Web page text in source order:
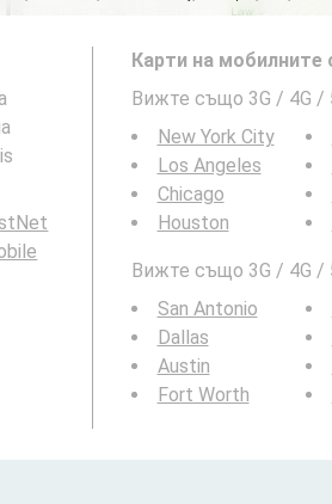
Карти на мобилните
Вижте също 3G / 4G /
New York City
Los Angeles
Chicago
Houston
Вижте също 3G / 4G /
San Antonio
Dallas
Austin
Fort Worth